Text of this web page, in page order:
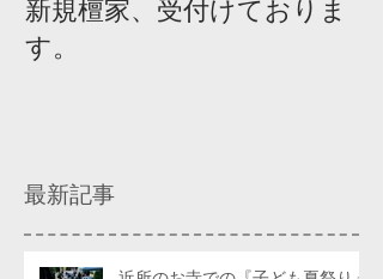
新規檀家、受付けておりま
す。
最新記事